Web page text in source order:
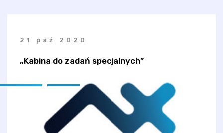
21 paź 2020
„Kabina do zadań specjalnych”